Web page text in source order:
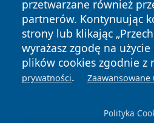
przetwarzane również
partnerów. Kontynuując
strony lub klikając
wyrażasz zgodę na
plików cookies zgodnie z
prywatności. Zaawansowane
Polityka
News Autorzy
Polityka
Prywatności